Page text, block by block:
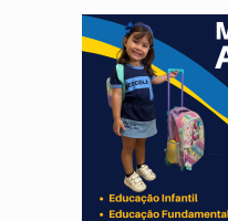
DEEPFAKE:
COLEGIADO:
URGENTE:
ENCONTRO:
PREVISÃO: